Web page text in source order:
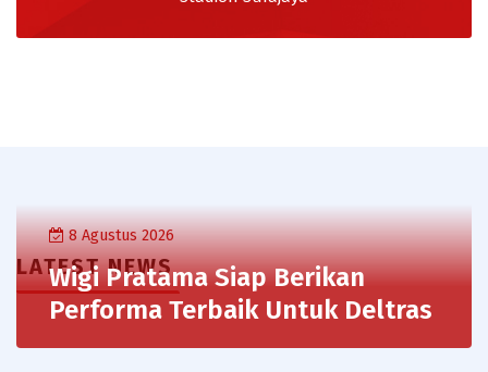
LATEST NEWS
8 Agustus 2026
Wigi Pratama Siap Berikan
Performa Terbaik Untuk Deltras
31 Juli 2026
Masuk Skuad Indonesia All-Star Lawan
Aston Villa, Dua Pemain Deltras FC Siap
31 Juli 2026
Genjot Fisik dan Taktik Bertahan, Deltras FC